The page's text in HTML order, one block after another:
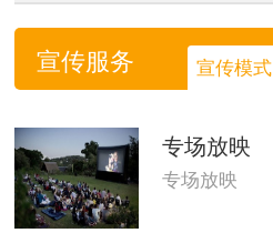
宣传服务 宣传模式
专场放映
专场放映